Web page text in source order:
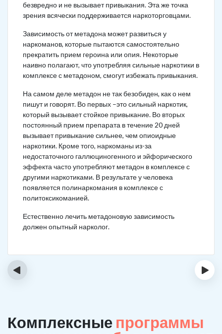
безвредно и не вызывает привыкания. Эта же точка
зрения всячески поддерживается наркоторговцами.
Зависимость от метадона может развиться у
наркоманов, которые пытаются самостоятельно
прекратить прием героина или опия. Некоторые
наивно полагают, что употребляя сильные наркотики в
комплексе с метадоном, смогут избежать привыкания.
На самом деле метадон не так безобиден, как о нем
пишут и говорят. Во первых –это сильный наркотик,
который вызывает стойкое привыкание. Во вторых
постоянный прием препарата в течение 20 дней
вызывает привыкание сильнее, чем опиоидные
наркотики. Кроме того, наркоманы из-за
недостаточного галлюциногенного и эйфорического
эффекта часто употребляют метадон в комплексе с
другими наркотиками. В результате у человека
появляется полинаркомания в комплексе с
политоксикоманией.
Естественно лечить метадоновую зависимость
должен опытный нарколог.
‹ ›
Комплексные программы